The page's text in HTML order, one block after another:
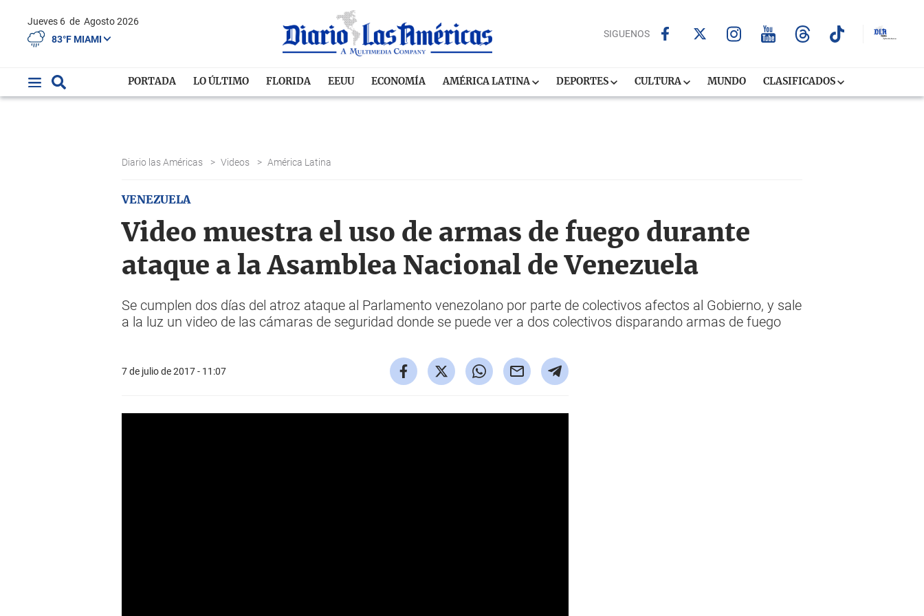
Jueves 6 de Agosto 2026
83°F MIAMI
SIGUENOS
PORTADA LO ÚLTIMO FLORIDA EEUU ECONOMÍA AMÉRICA LATINA DEPORTES CULTURA MUNDO CLASIFICADOS
Diario las Américas > Videos > América Latina
VENEZUELA
Video muestra el uso de armas de fuego durante
ataque a la Asamblea Nacional de Venezuela
Se cumplen dos días del atroz ataque al Parlamento venezolano por parte de colectivos afectos al Gobierno, y sale
a la luz un video de las cámaras de seguridad donde se puede ver a dos colectivos disparando armas de fuego
7 de julio de 2017 - 11:07